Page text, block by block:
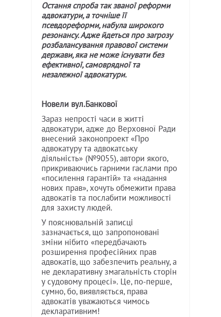
Остання спроба так званої реформи
адвокатури, а точніше її
псевдореформи, набула широкого
резонансу. Адже йдеться про загрозу
розбалансування правової системи
держави, яка не може існувати без
ефективної, самоврядної та
незалежної адвокатури.
Новели вул.Банкової
Зараз непрості часи в житті
адвокатури, адже до Верховної Ради
внесений законопроект «Про
адвокатуру та адвокатську
діяльність» (№9055), автори якого,
прикриваючись гарними гаслами про
«посилення гарантій» та «надання
нових прав», хочуть обмежити права
адвокатів та послабити можливості
для захисту людей.
У пояснювальній записці
зазначається, що запропоновані
зміни нібито «передбачають
розширення професійних прав
адвокатів, що забезпечить реальну, а
не декларативну змагальність сторін
у судовому процесі». Це, по-перше,
сумно, бо, виявляється, права
адвокатів уважаються чимось
декларативним!